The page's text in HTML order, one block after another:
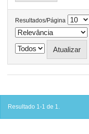
Resultados/Página
Resultado 1-1 de 1.